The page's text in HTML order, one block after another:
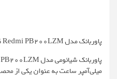
پاوربانک مدل Redmi PB200LZM ظرفیت 20000 میلی آمپر ساعت
میلی‌آمپر ساعت به عنوان یکی از